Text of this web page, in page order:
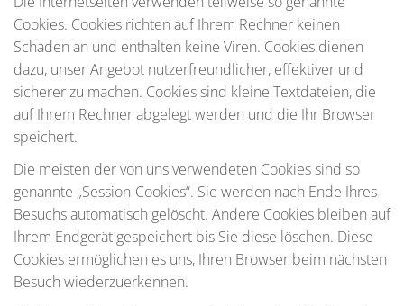
Cookies. Cookies richten auf Ihrem Rechner keinen
Schaden an und enthalten keine Viren. Cookies dienen
dazu, unser Angebot nutzerfreundlicher, effektiver und
sicherer zu machen. Cookies sind kleine Textdateien, die
auf Ihrem Rechner abgelegt werden und die Ihr Browser
speichert.
Die meisten der von uns verwendeten Cookies sind so
genannte „Session-Cookies“. Sie werden nach Ende Ihres
Besuchs automatisch gelöscht. Andere Cookies bleiben auf
Ihrem Endgerät gespeichert bis Sie diese löschen. Diese
Cookies ermöglichen es uns, Ihren Browser beim nächsten
Besuch wiederzuerkennen.